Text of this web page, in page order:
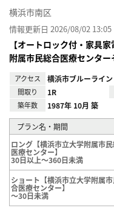
横浜市南区
情報更新日 2026/08/02 13:05
【オートロック付・家具
附属市民総合医療センタ
アクセス 横浜市ブルーライ
間取り 1R
築年数 1987年 10月 築
プラン名・期間
ロング【横浜市立大学附属市
医療センター】
30日以上～360日未満
ショート【横浜市立大学附属
合医療センター】
～30日未満